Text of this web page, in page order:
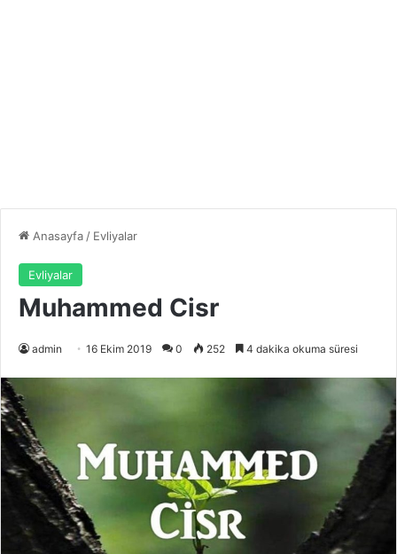
Anasayfa/ Evliyalar
Evliyalar
Muhammed Cisr
admin 16 Ekim 2019 0 252 4 dakika okuma süresi